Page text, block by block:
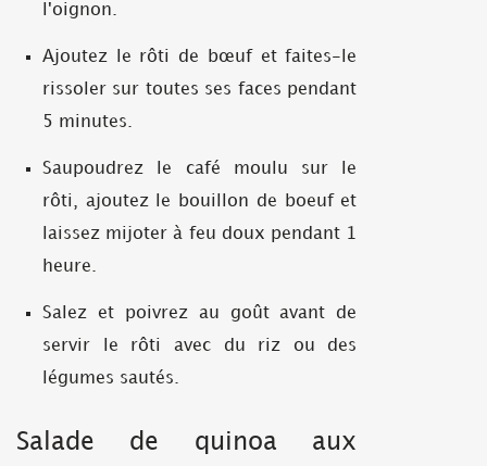
l'oignon.
Ajoutez le rôti de bœuf et faites-le
rissoler sur toutes ses faces pendant
5 minutes.
Saupoudrez le café moulu sur le
rôti, ajoutez le bouillon de boeuf et
laissez mijoter à feu doux pendant 1
heure.
Salez et poivrez au goût avant de
servir le rôti avec du riz ou des
légumes sautés.
Salade de quinoa aux